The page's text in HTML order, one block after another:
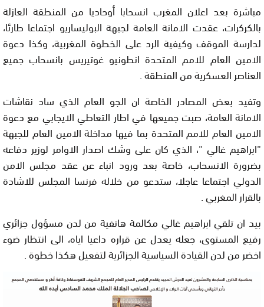
مباشرة بعد اعلان المغرب انسحابا أوحاديا من المنطقة العازلة
بالكركرات، عقدت الامانة العامة لجبهة البوليساريو اجتماعا طارئا،
لدارسة الموقف وكيفية الرد على الخطوة المغربية، وكذا دعوة
الامين العام للامم المتحدة انطونيو غوتيريس بانسحاب جميع
العناصر العسكرية من المنطقة .
وتفيد بعض المصادر الخاصة ان الجو العام الذي ساد نقاشات
الامانة العامة، صبت جميعها في اطار التعاطي الايجابي مع دعوة
الامين العام للامم المتحدة بما فيها مداخلة الامين العام للجبهة
“ابراهيم غالي “، الذي كان على وشك اصدار الاوامر لوزير دفاعه
بضرورة الانسحاب، خاصة بعد ورود انباء عن عقد مجلس الامن
الدولي اجتماعا عاجلا، ستدعو من خلاله فرنسا المجلس للاشادة
بالقرار المغربي .
بيد ان تلقي ابراهيم غالي مكالمة هاتفية من لدن مسؤول جزائري
رفيع المستوى، جعله يعدل عن قراره داعيا اياه، الى انتظار ضوء
اخضر من لدن القيادة السياسية الجزائرية لتفعيل هكذا خطوة .